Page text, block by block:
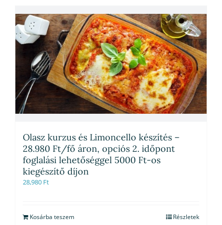
Olasz kurzus és Limoncello készítés –
28.980 Ft/fő áron, opciós 2. időpont
foglalási lehetőséggel 5000 Ft-os
kiegészítő díjon
28,980 Ft
Kosárba teszem Részletek